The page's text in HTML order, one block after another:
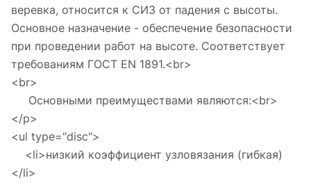
веревка, относится к СИЗ от падения с высоты.
Основное назначение - обеспечение безопасности
при проведении работ на высоте. Соответствует
требованиям ГОСТ EN 1891.<br>
<br>
Основными преимуществами являются:<br>
</p>
<ul type="disc">
<li>низкий коэффициент узловязания (гибкая)
</li>